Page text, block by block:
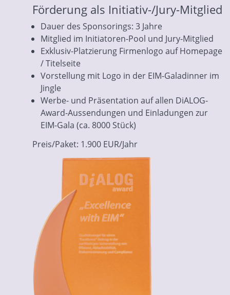
Förderung als Initiativ-/Jury-Mitglied
Dauer des Sponsorings: 3 Jahre
Mitglied im Initiatoren-Pool und Jury-Mitglied
Exklusiv-Platzierung Firmenlogo auf Homepage
/ Titelseite
Vorstellung mit Logo in der EIM-Galadinner im
Jingle
Werbe- und Präsentation auf allen DiALOG-
Award-Aussendungen und Einladungen zur
EIM-Gala (ca. 8000 Stück)
Preis/Paket: 1.900 EUR/Jahr